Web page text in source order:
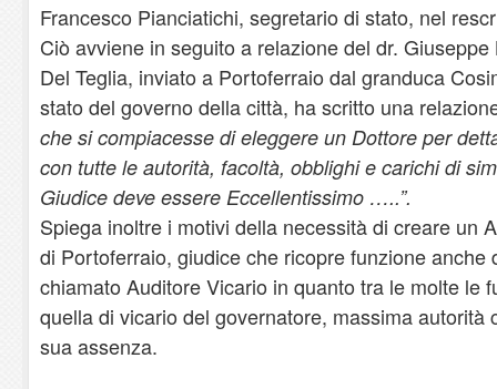
Francesco Pianciatichi, segretario di stato, nel
Ciò avviene in seguito a relazione del dr.
Del Teglia, inviato a Portoferraio dal granduca
stato del governo della città, ha scritto una
che si compiacesse di eleggere un Dottore per
con tutte le autorità, facoltà, obblighi e carichi di
Giudice deve essere Eccellentissimo …..”.
Spiega inoltre i motivi della necessità di creare un
di Portoferraio, giudice che ricopre funzione anche
chiamato Auditore Vicario in quanto tra le molte le
quella di vicario del governatore, massima autorità
sua assenza.